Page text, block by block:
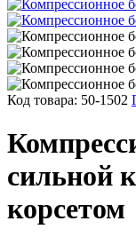
Код товара: 50-1502
сильной
корсетом